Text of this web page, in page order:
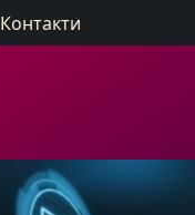
Контакти